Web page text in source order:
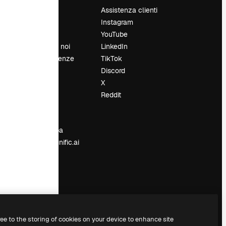
Lavora con noi
Cerca tendenze
Sala stampa
Cerchi magnific.ai
Assistenza clienti
Instagram
YouTube
LinkedIn
TikTok
Discord
X
Reddit
to the storing of cookies on your device to enhance site